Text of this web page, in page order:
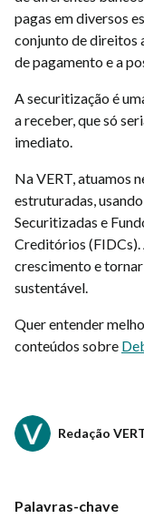
pagas em diversos
conjunto de direitos
de pagamento e a
A securitização é
a receber, que só
imediato.
Na VERT, atuamos
estruturadas,
Securitizadas e
Creditórios (FIDCs).
crescimento e
sustentável.
Quer entender
conteúdos sobre
Redação
Palavras-chave